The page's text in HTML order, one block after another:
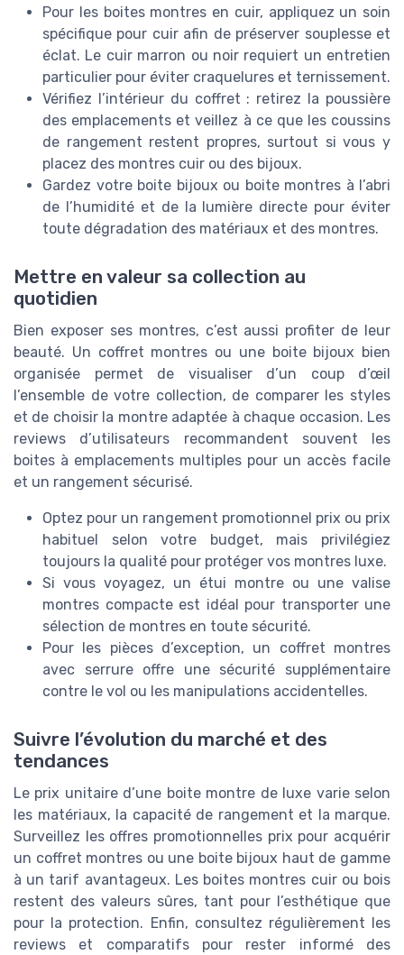
Pour les boites montres en cuir, appliquez un soin
spécifique pour cuir afin de préserver souplesse et
éclat. Le cuir marron ou noir requiert un entretien
particulier pour éviter craquelures et ternissement.
Vérifiez l’intérieur du coffret : retirez la poussière
des emplacements et veillez à ce que les coussins
de rangement restent propres, surtout si vous y
placez des montres cuir ou des bijoux.
Gardez votre boite bijoux ou boite montres à l’abri
de l’humidité et de la lumière directe pour éviter
toute dégradation des matériaux et des montres.
Mettre en valeur sa collection au
quotidien
Bien exposer ses montres, c’est aussi profiter de leur
beauté. Un coffret montres ou une boite bijoux bien
organisée permet de visualiser d’un coup d’œil
l’ensemble de votre collection, de comparer les styles
et de choisir la montre adaptée à chaque occasion. Les
reviews d’utilisateurs recommandent souvent les
boites à emplacements multiples pour un accès facile
et un rangement sécurisé.
Optez pour un rangement promotionnel prix ou prix
habituel selon votre budget, mais privilégiez
toujours la qualité pour protéger vos montres luxe.
Si vous voyagez, un étui montre ou une valise
montres compacte est idéal pour transporter une
sélection de montres en toute sécurité.
Pour les pièces d’exception, un coffret montres
avec serrure offre une sécurité supplémentaire
contre le vol ou les manipulations accidentelles.
Suivre l’évolution du marché et des
tendances
Le prix unitaire d’une boite montre de luxe varie selon
les matériaux, la capacité de rangement et la marque.
Surveillez les offres promotionnelles prix pour acquérir
un coffret montres ou une boite bijoux haut de gamme
à un tarif avantageux. Les boites montres cuir ou bois
restent des valeurs sûres, tant pour l’esthétique que
pour la protection. Enfin, consultez régulièrement les
reviews et comparatifs pour rester informé des